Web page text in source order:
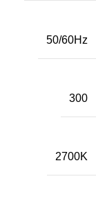
50/60Hz
300
2700K